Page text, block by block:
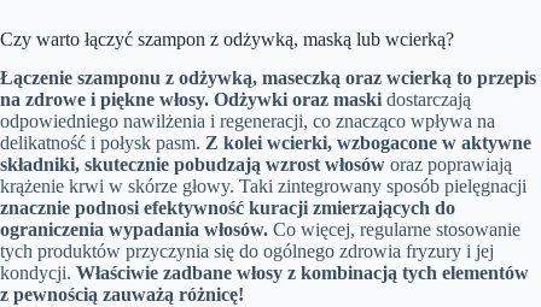
Czy warto łączyć szampon z odżywką, maską lub wcierką?
Łączenie szamponu z odżywką, maseczką oraz wcierką to przepis
na zdrowe i piękne włosy. Odżywki oraz maski dostarczają
odpowiedniego nawilżenia i regeneracji, co znacząco wpływa na
delikatność i połysk pasm. Z kolei wcierki, wzbogacone w aktywne
składniki, skutecznie pobudzają wzrost włosów oraz poprawiają
krążenie krwi w skórze głowy. Taki zintegrowany sposób pielęgnacji
znacznie podnosi efektywność kuracji zmierzających do
ograniczenia wypadania włosów. Co więcej, regularne stosowanie
tych produktów przyczynia się do ogólnego zdrowia fryzury i jej
kondycji. Właściwie zadbane włosy z kombinacją tych elementów
z pewnością zauważą różnicę!